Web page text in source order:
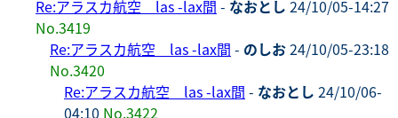
Re:アラスカ航空 las -lax間 - なおとし 24/10/05-14:27
No.3419
Re:アラスカ航空 las -lax間 - のしお24/10/05-23:18
No.3420
Re:アラスカ航空 las -lax間 - なおとし 24/10/06-
04:10 No.3422